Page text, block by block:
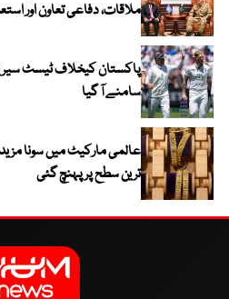
ملاقات، دفاعی تعاون اور
سامنے آ گیا
ترین سطح پر پہنچ گئی